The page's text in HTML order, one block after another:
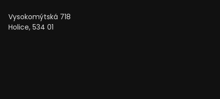
Vysokomýtská 718
Holice, 534 01